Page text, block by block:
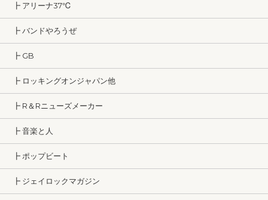
┣ アリーナ37℃
┣ バンドやろうぜ
┣ GB
┣ ロッキングオンジャパン他
┣ R＆Rニューズメーカー
┣ 音楽と人
┣ ポップビート
┣ ジェイロックマガジン